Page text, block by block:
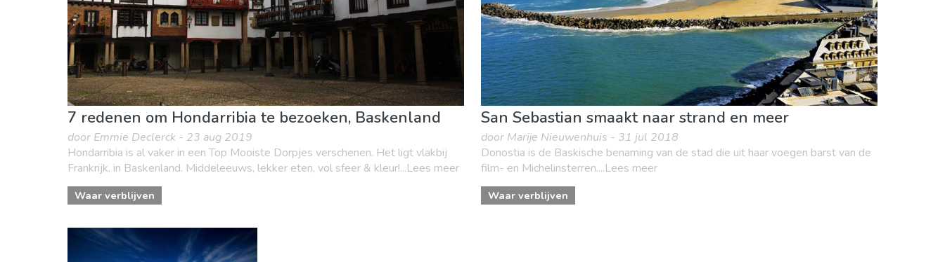
7 redenen om Hondarribia te bezoeken, Baskenland
door Emmie Declerck - 23 aug 2019
Hondarribia is al vaker in een Top Mooiste Dorpjes verschenen. Het ligt vlakbij
Frankrijk, in Baskenland. Middeleeuws, lekker eten, vol sfeer & kleur!...Lees meer
Waar verblijven
San Sebastian smaakt naar strand en meer
door Marije Nieuwenhuis - 31 jul 2018
Donostia is de Baskische benaming van de stad die uit haar voegen barst van de
film- en Michelinsterren....Lees meer
Waar verblijven